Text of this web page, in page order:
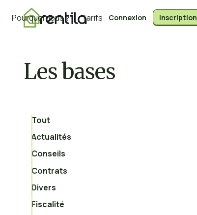
Connexion Inscription
Pourquoi nous ? Tarifs
Les bases
Tout
Actualités
Conseils
Contrats
Divers
Fiscalité